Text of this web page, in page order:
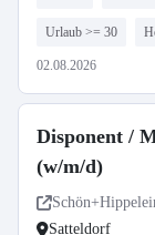
Urlaub >= 30
02.08.2026
Disponent /
(w/m/d)
Satteldorf